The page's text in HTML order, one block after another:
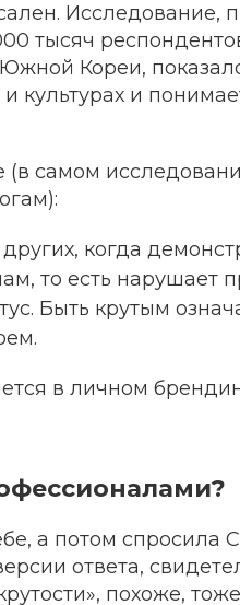
Исследование,
тысяч
Кореи,
культурах и
самом
когда
то есть нарушает
Быть крутым
в личном
а потом спросила
ответа,
похоже,